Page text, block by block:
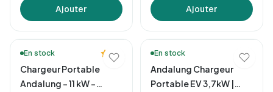
Ajouter Ajouter
En stock
5.0
Chargeur Portable
Andalung – 11 kW –
En stock
Andalung Chargeur
Portable EV 3,7kW |